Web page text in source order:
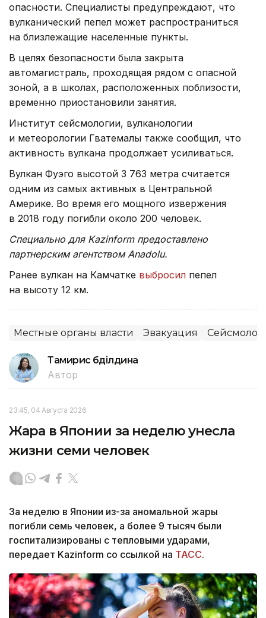
опасности. Специалисты предупреждают, что
вулканический пепел может распространиться
на близлежащие населенные пункты.
В целях безопасности была закрыта
автомагистраль, проходящая рядом с опасной
зоной, а в школах, расположенных поблизости,
временно приостановили занятия.
Институт сейсмологии, вулканологии
и метеорологии Гватемалы также сообщил, что
активность вулкана продолжает усиливаться.
Вулкан Фуэго высотой 3 763 метра считается
одним из самых активных в Центральной
Америке. Во время его мощного извержения
в 2018 году погибли около 200 человек.
Специально для Kazinform предоставлено
партнерским агентством Anadolu.
Ранее вулкан на Камчатке выбросил пепел
на высоту 12 км.
Местные органы власти Эвакуация
Тамирис Әбділдина
Автор
23:45, 04 Августа 2026
Жара в Японии за неделю унесла
жизни семи человек
За неделю в Японии из-за аномальной жары
погибли семь человек, а более 9 тысяч были
госпитализированы с тепловыми ударами,
передает Kazinform со ссылкой на ТАСС.